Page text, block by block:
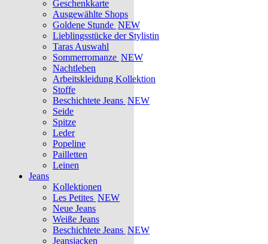
Geschenkkarte
Ausgewählte Shops
Goldene Stunde NEW
Lieblingsstücke der Stylistin
Taras Auswahl
Sommerromanze NEW
Nachtleben
Arbeitskleidung Kollektion
Stoffe
Beschichtete Jeans NEW
Seide
Spitze
Leder
Popeline
Pailletten
Leinen
Jeans
Kollektionen
Les Petites NEW
Neue Jeans
Weiße Jeans
Beschichtete Jeans NEW
Jeansjacken